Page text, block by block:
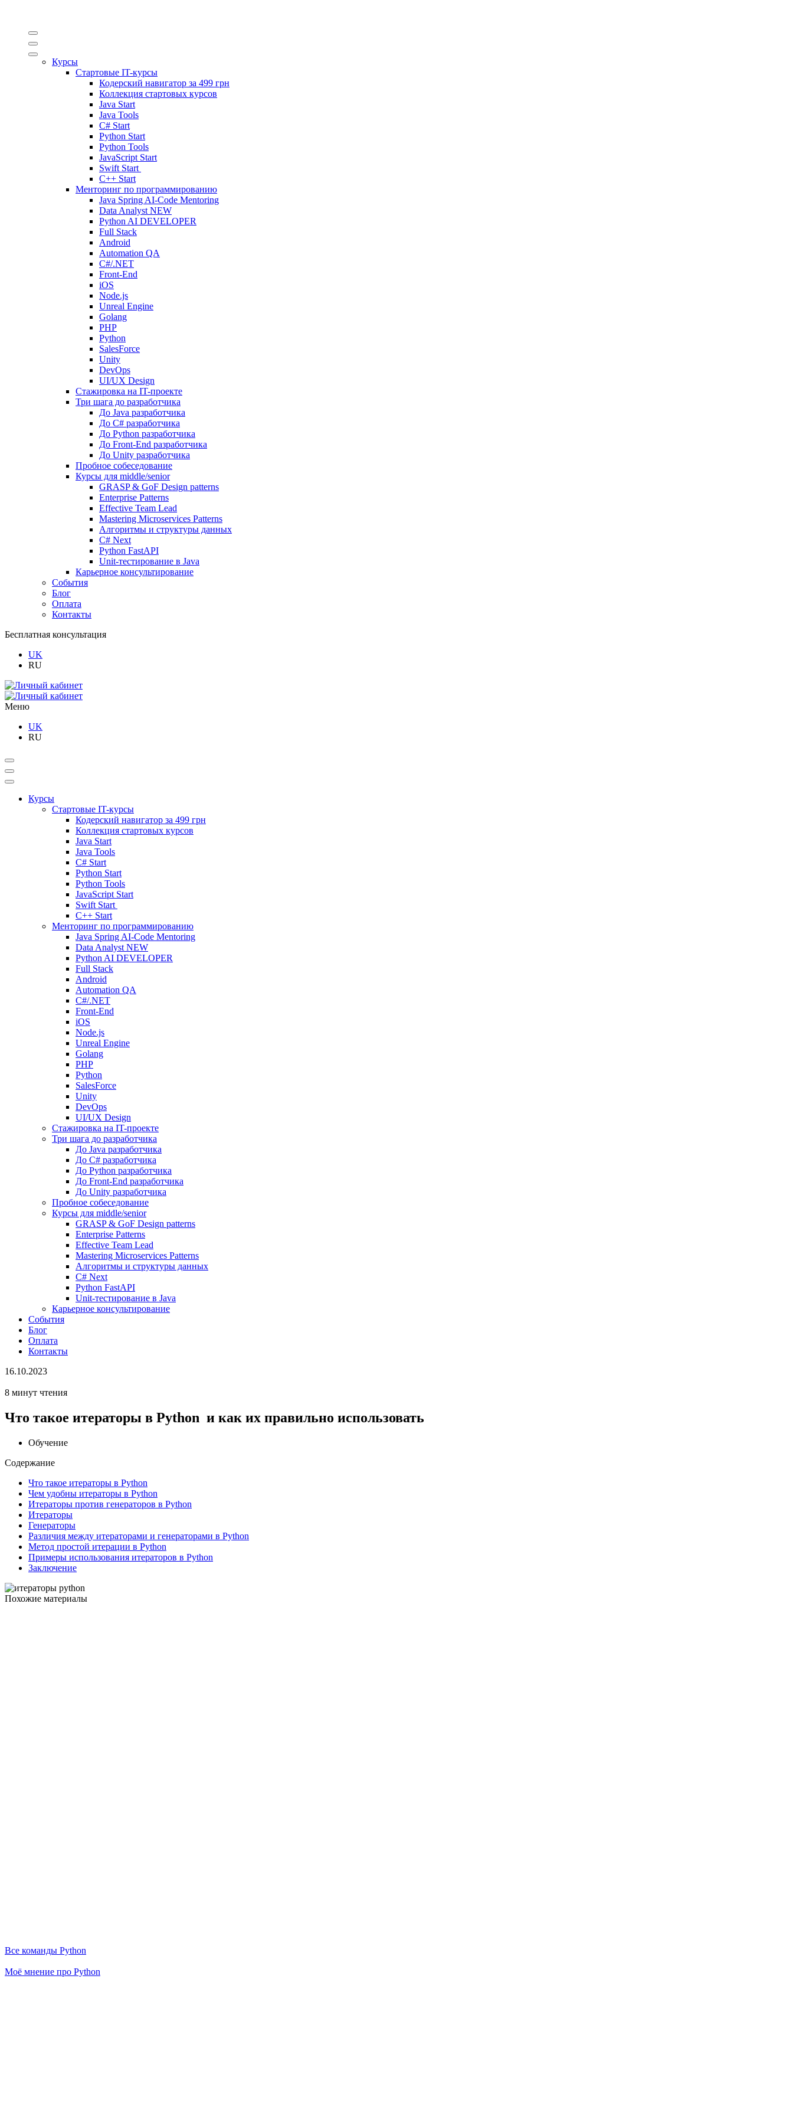
Курсы
Стартовые IT-курсы
Кодерский навигатор за 499 грн
Коллекция стартовых курсов
Java Start
Java Tools
C# Start
Python Start
Python Tools
JavaScript Start
Swift Start
C++ Start
Менторинг по программированию
Java Spring AI-Code Mentoring
Data Analyst NEW
Python AI DEVELOPER
Full Stack
Android
Automation QA
C#/.NET
Front-End
iOS
Node.js
Unreal Engine
Golang
PHP
Python
SalesForce
Unity
DevOps
UI/UX Design
Стажировка на IT-проекте
Три шага до разработчика
До Java разработчика
До C# разработчика
До Python разработчика
До Front-End разработчика
До Unity разработчика
Пробное собеседование
Курсы для middle/senior
GRASP & GoF Design patterns
Enterprise Patterns
Effective Team Lead
Mastering Microservices Patterns
Алгоритмы и структуры данных
C# Next
Python FastAPI
Unit-тестирование в Java
Карьерное консультирование
События
Блог
Оплата
Контакты
Бесплатная консультация
UK
RU
Меню
UK
RU
Курсы
Стартовые IT-курсы
Кодерский навигатор за 499 грн
Коллекция стартовых курсов
Java Start
Java Tools
C# Start
Python Start
Python Tools
JavaScript Start
Swift Start
C++ Start
Менторинг по программированию
Java Spring AI-Code Mentoring
Data Analyst NEW
Python AI DEVELOPER
Full Stack
Android
Automation QA
C#/.NET
Front-End
iOS
Node.js
Unreal Engine
Golang
PHP
Python
SalesForce
Unity
DevOps
UI/UX Design
Стажировка на IT-проекте
Три шага до разработчика
До Java разработчика
До C# разработчика
До Python разработчика
До Front-End разработчика
До Unity разработчика
Пробное собеседование
Курсы для middle/senior
GRASP & GoF Design patterns
Enterprise Patterns
Effective Team Lead
Mastering Microservices Patterns
Алгоритмы и структуры данных
C# Next
Python FastAPI
Unit-тестирование в Java
Карьерное консультирование
События
Блог
Оплата
Контакты
16.10.2023
8 минут чтения
Что такое итераторы в Python и как их правильно использовать
Обучение
Содержание
Что такое итераторы в Python
Чем удобны итераторы в Python
Итераторы против генераторов в Python
Итераторы
Генераторы
Различия между итераторами и генераторами в Python
Метод простой итерации в Python
Примеры использования итераторов в Python
Заключение
Похожие материалы
Все команды Python
Моё мнение про Python